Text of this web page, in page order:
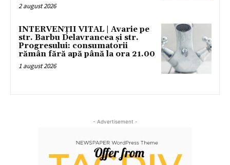
2 august 2026
INTERVENȚII VITAL | Avarie pe
str. Barbu Delavrancea și str.
Progresului: consumatorii
rămân fără apă până la ora 21.00
1 august 2026
- Advertisement -